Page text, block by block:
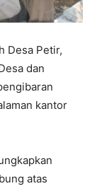
Desa Petir,
dan
kantor
atas